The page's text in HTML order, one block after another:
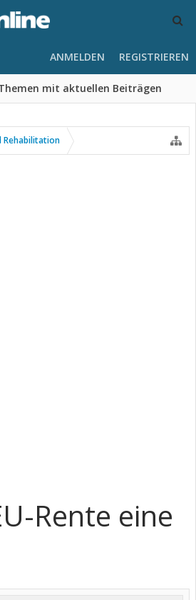
mit aktuellen Beiträgen
ANMELDEN REGISTRIEREN
Rehabilitation
Rente eine